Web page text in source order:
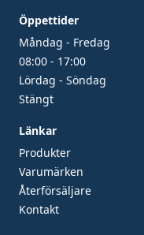
Öppettider
Måndag - Fredag
08:00 - 17:00
Lördag - Söndag
Stängt
Länkar
Produkter
Varumärken
Återförsäljare
Kontakt